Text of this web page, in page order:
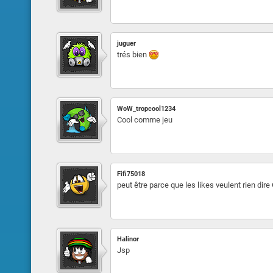
juguer
trés bien
WoW_tropcool1234
Cool comme jeu
Fifi75018
peut être parce que les likes veulent rien dire
Halinor
Jsp